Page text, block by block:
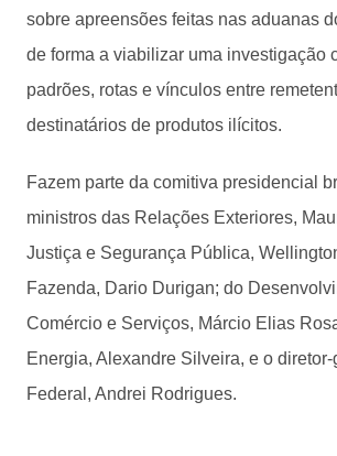
sobre apreensões feitas nas aduanas
de forma a viabilizar uma investigação
padrões, rotas e vínculos entre
destinatários de produtos ilícitos.
Fazem parte da comitiva presidencial
ministros das Relações Exteriores,
Justiça e Segurança Pública,
Fazenda, Dario Durigan; do
Comércio e Serviços, Márcio Elias
Energia, Alexandre Silveira, e o
Federal, Andrei Rodrigues.